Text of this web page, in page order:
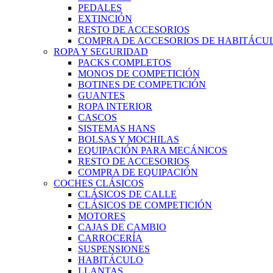
PEDALES
EXTINCIÓN
RESTO DE ACCESORIOS
COMPRA DE ACCESORIOS DE
ROPA Y SEGURIDAD
PACKS COMPLETOS
MONOS DE COMPETICIÓN
BOTINES DE COMPETICIÓN
GUANTES
ROPA INTERIOR
CASCOS
SISTEMAS HANS
BOLSAS Y MOCHILAS
EQUIPACIÓN PARA MECÁNICOS
RESTO DE ACCESORIOS
COMPRA DE EQUIPACIÓN
COCHES CLÁSICOS
CLÁSICOS DE CALLE
CLÁSICOS DE COMPETICIÓN
MOTORES
CAJAS DE CAMBIO
CARROCERÍA
SUSPENSIONES
HABITÁCULO
LLANTAS